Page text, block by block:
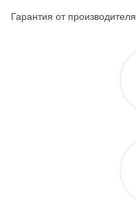
Гарантия от производителя